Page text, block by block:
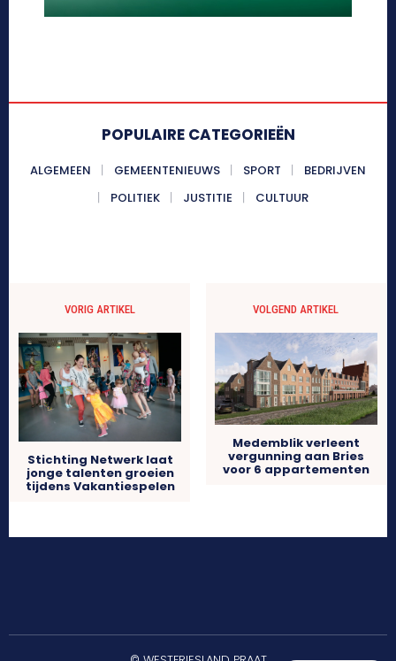
POPULAIRE CATEGORIEËN
ALGEMEEN GEMEENTENIEUWS SPORT
BEDRIJVEN
POLITIEK
JUSTITIE CULTUUR
VORIG ARTIKEL
Stichting Netwerk laat
jonge talenten groeien
tijdens Vakantiespelen
VOLGEND ARTIKEL
Medemblik verleent
vergunning aan Bries
voor 6 appartementen